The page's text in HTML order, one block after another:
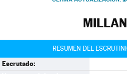
RESUMEN DEL
Escrutado: